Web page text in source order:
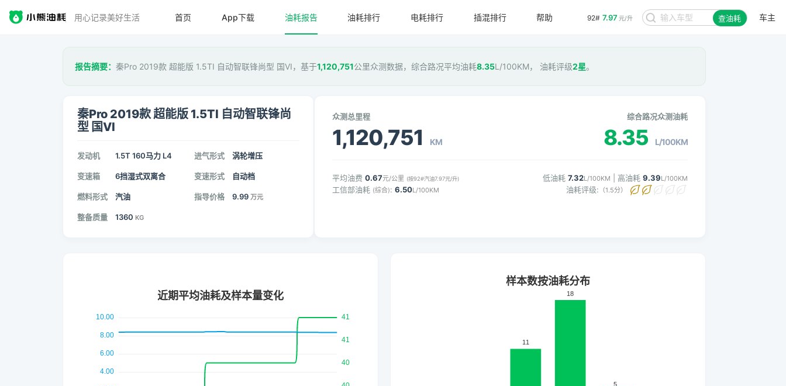
用心记录美好生活 92# 7.97 元/升 查油耗 车主
首页 App下载 油耗报告 油耗排行 电耗排行 插混排行 帮助
报告摘要： 秦Pro 2019款 超能版 1.5TI 自动智联锋尚型 国VI，基于1,120,751公里众测数据，综合路况平均油耗8.35L/100KM， 油耗评级2星。
秦Pro 2019款 超能版 1.5TI 自动智联锋尚
型 国VI
发动机 1.5T 160马力 L4 进气形式 涡轮增压
变速箱 6挡湿式双离合 变速形式 自动档
燃料形式 汽油 指导价格 9.99 万元
整备质量 1360 KG
众测总里程
1,120,751 KM
综合路况众测油耗
8.35 L/100KM
平均油费 0.67元/公里 (按92#汽油7.97元/升)
工信部油耗 (综合): 6.50L/100KM
低油耗 7.32L/100KM | 高油耗 9.39L/100KM
油耗评级: （1.5分）